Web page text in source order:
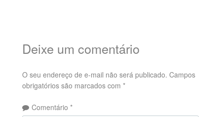
Deixe um comentário
O seu endereço de e-mail não será publicado. Campos
obrigatórios são marcados com *
Comentário *